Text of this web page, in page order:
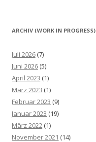
ARCHIV (WORK IN PROGRESS)
Juli 2026 (7)
Juni 2026 (5)
April 2023 (1)
März 2023 (1)
Februar 2023 (9)
Januar 2023 (19)
März 2022 (1)
November 2021 (14)